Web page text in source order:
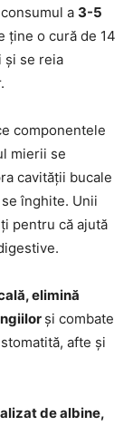
a 3-5
ține o cură de 14
și se reia
componentele
mierii se
cavității bucale
înghite. Unii
pentru că ajută
elimină
și combate
afte și
de albine,